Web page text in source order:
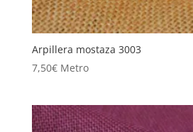
Arpillera mostaza 3003
7,50€ Metro